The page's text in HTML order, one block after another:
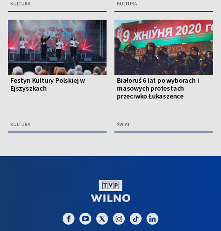
KULTURA KULTURA
Festyn Kultury Polskiej w
Ejszyszkach
KULTURA
Białoruś 6 lat po wyborach i
masowych protestach
przeciwko Łukaszence
ŚWIAT